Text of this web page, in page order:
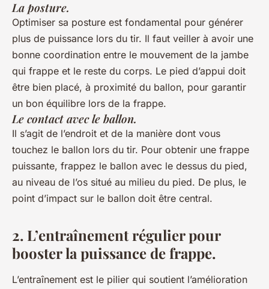
La posture.
Optimiser sa posture est fondamental pour générer
plus de puissance lors du tir. Il faut veiller à avoir une
bonne coordination entre le mouvement de la jambe
qui frappe et le reste du corps. Le pied d’appui doit
être bien placé, à proximité du ballon, pour garantir
un bon équilibre lors de la frappe.
Le contact avec le ballon.
Il s’agit de l’endroit et de la manière dont vous
touchez le ballon lors du tir. Pour obtenir une frappe
puissante, frappez le ballon avec le dessus du pied,
au niveau de l’os situé au milieu du pied. De plus, le
point d’impact sur le ballon doit être central.
2. L’entraînement régulier pour
booster la puissance de frappe.
L’entraînement est le pilier qui soutient l’amélioration